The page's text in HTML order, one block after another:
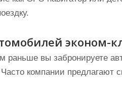
эконом-
раньше вы забронируете
компании предлагают